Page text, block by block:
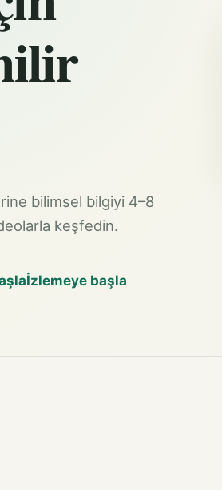
bilimsel bilgiyi 4–8
keşfedin.
İzlemeye başla